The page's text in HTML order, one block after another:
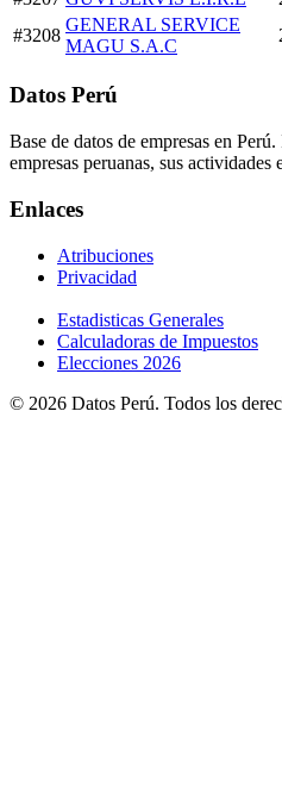
#3208
GENERAL SERVICE
MAGU S.A.C
Datos Perú
Base de datos de empresas en
empresas peruanas, sus
Enlaces
Atribuciones
Privacidad
Estadisticas Generales
Calculadoras de Impuestos
Elecciones 2026
© 2026 Datos Perú. Todos los